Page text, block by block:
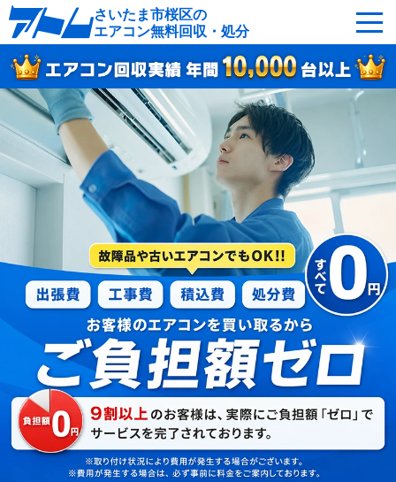
さいたま市桜区の
エアコン無料回収・処分
サービスの特徴 回収可能なエアコン
対応エリア 回収の流れ
よくあるご質問 運営会社
さいたま市桜区へ無料出張
最短即日 お急ぎの方はこちら
050-5482-9461
受付：24時間年中無休（通話料無料）
LINEやメールでカンタン依頼
メールで回収依頼 LINEで回収依頼